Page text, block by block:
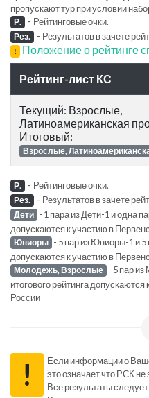
пропускают тур при условии
Р. - Рейтинговые очки.
Рез. - Результатов в зачете
! Положение о рейтинге
Рейтинг-лист КС
Текущий: Взрослые,
Латиноамериканская
Итоговый:
Взрослые,
Р. - Рейтинговые очки.
Рез. - Результатов в зачете
Дети - 1 пара из Дети-1 и одна
допускаются к участию в
Юниоры - 5 пар из Юниоры-1 и 5
допускаются к участию в
Молодежь, Взрослые - 5 пар из
итогового рейтинга
России
!
Если информации о
это означает что РСК не
Все результаты